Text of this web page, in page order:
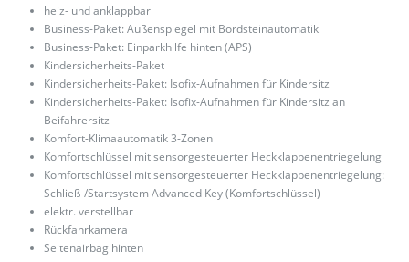
heiz- und anklappbar
Business-Paket: Außenspiegel mit Bordsteinautomatik
Business-Paket: Einparkhilfe hinten (APS)
Kindersicherheits-Paket
Kindersicherheits-Paket: Isofix-Aufnahmen für Kindersitz
Kindersicherheits-Paket: Isofix-Aufnahmen für Kindersitz an
Beifahrersitz
Komfort-Klimaautomatik 3-Zonen
Komfortschlüssel mit sensorgesteuerter Heckklappenentriegelung
Komfortschlüssel mit sensorgesteuerter Heckklappenentriegelung:
Schließ-/Startsystem Advanced Key (Komfortschlüssel)
elektr. verstellbar
Rückfahrkamera
Seitenairbag hinten